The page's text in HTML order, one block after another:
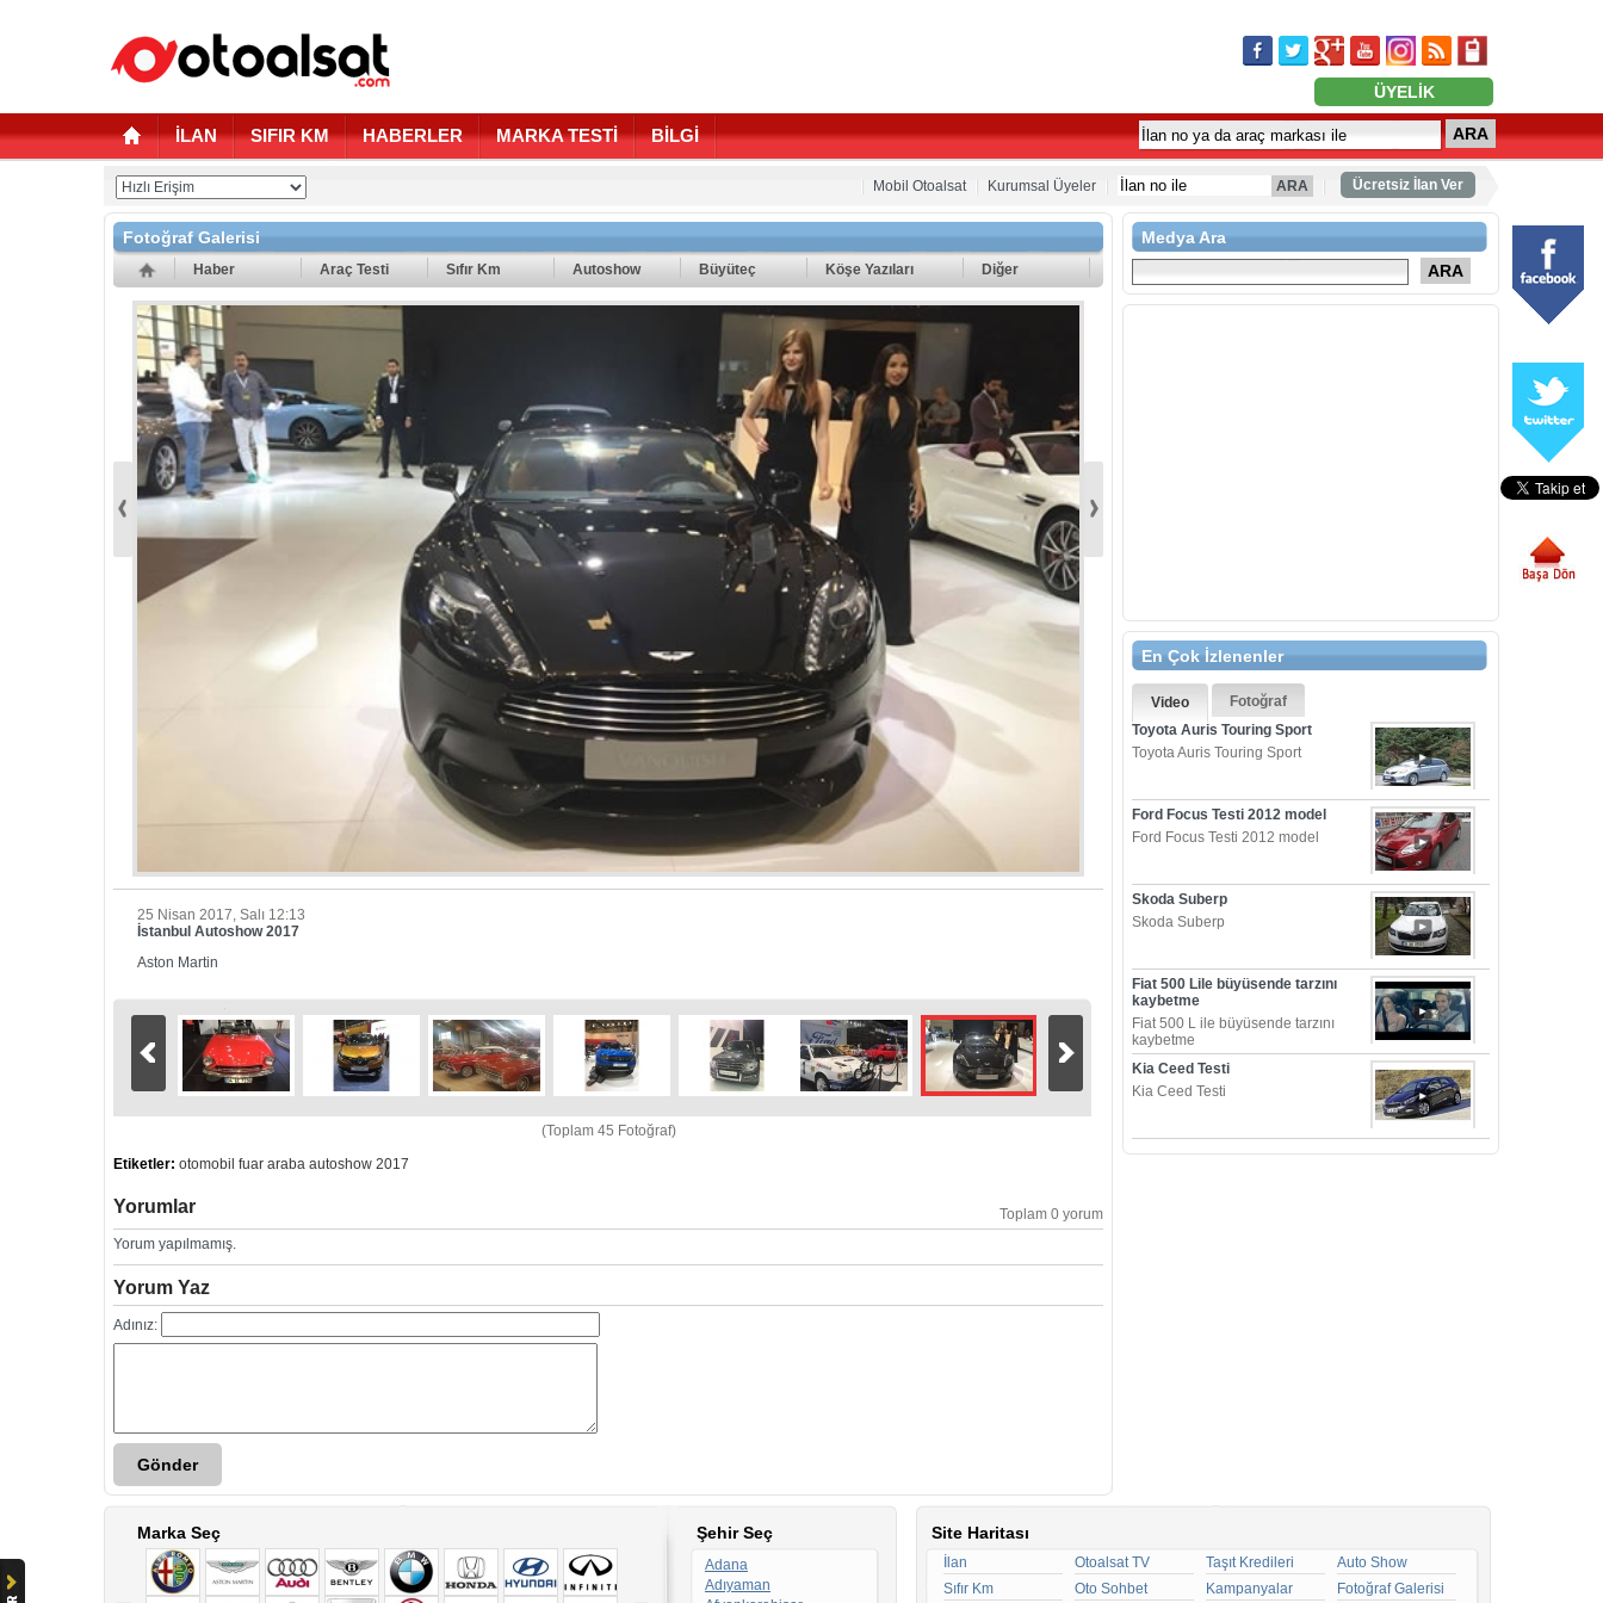
ÜYELİK
İLAN SIFIR KM HABERLER MARKA TESTİ BİLGİ ARA
Ücretsiz İlan Ver
Mobil Otoalsat Kurumsal Üyeler ARA
Fotoğraf Galerisi
Haber Araç Testi Sıfır Km Autoshow Büyüteç Köşe Yazıları Diğer
25 Nisan 2017, Salı 12:13
İstanbul Autoshow 2017
Aston Martin
(Toplam 45 Fotoğraf)
Etiketler: otomobil fuar araba autoshow 2017
Yorumlar
Toplam 0 yorum
Yorum yapılmamış.
Yorum Yaz
Adınız:
Gönder
Medya Ara
ARA
En Çok İzlenenler
Video
Fotoğraf
Toyota Auris Touring Sport
Toyota Auris Touring Sport
Ford Focus Testi 2012 model
Ford Focus Testi 2012 model
Skoda Suberp
Skoda Suberp
Fiat 500 Lile büyüsende tarzını
kaybetme
Fiat 500 L ile büyüsende tarzını
kaybetme
Kia Ceed Testi
Kia Ceed Testi
Marka Seç Şehir Seç
Adana
Adıyaman
Site Haritası
İlan
Sıfır Km
Otoalsat TV
Oto Sohbet
Taşıt Kredileri
Kampanyalar
Auto Show
Fotoğraf Galerisi